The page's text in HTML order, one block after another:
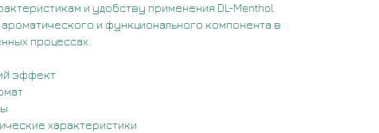
и удобству применения DL-Menthol
и функционального компонента в
процессах.
эффект
характеристики